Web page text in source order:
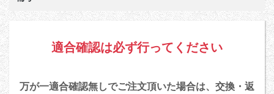
適合確認は必ず行ってください
万が一適合確認無しでご注文頂いた場合は、交換・返